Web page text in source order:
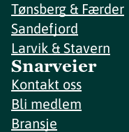
Tønsberg & Færder
Sandefjord
Larvik & Stavern
Snarveier
Kontakt oss
Bli medlem
Bransje